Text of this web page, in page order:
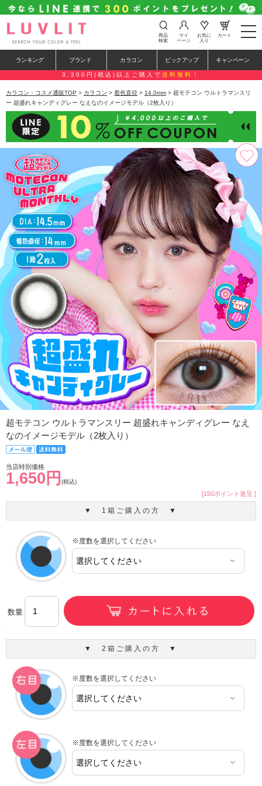
t
o
e
n
a
a
i
o
n
商品
検索
マイ
ページ
お気に
入り
カート
ランキング ブランド カラコン ピックアップ キャンペーン
3,300円(税込)以上ご購入で 送料無料！
カラコン・コスメ通販TOP > カラコン > 着色直径 > 14.0mm > 超モテコン ウルトラマンスリ
ー 超盛れキャンディグレー なえなのイメージモデル（2枚入り）
超モテコン ウルトラマンスリー 超盛れキャンディグレー なえ
なのイメージモデル（2枚入り）
当店特別価格
1,650円 (税込)
[150ポイント進呈 ]
▼ 1箱ご購入の方 ▼
※度数を選択してください
数量
▼ 2箱ご購入の方 ▼
※度数を選択してください
※度数を選択してください